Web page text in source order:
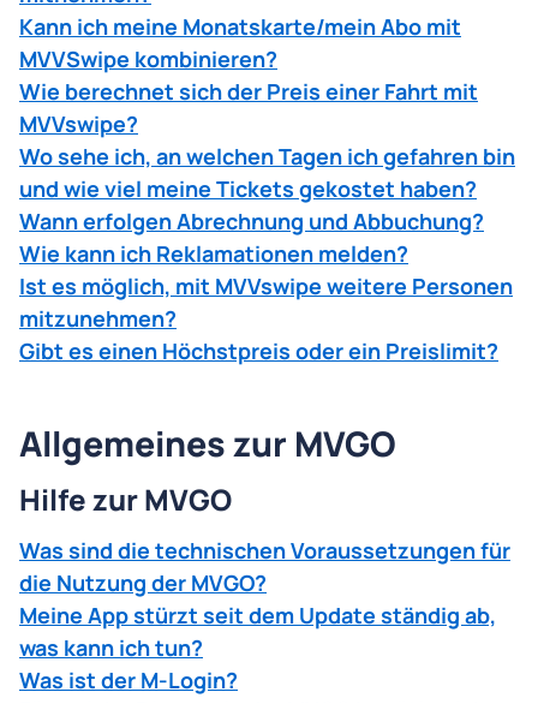
Kann ich meine Monatskarte/mein Abo mit
MVVSwipe kombinieren?
Wie berechnet sich der Preis einer Fahrt mit
MVVswipe?
Wo sehe ich, an welchen Tagen ich gefahren bin
und wie viel meine Tickets gekostet haben?
Wann erfolgen Abrechnung und Abbuchung?
Wie kann ich Reklamationen melden?
Ist es möglich, mit MVVswipe weitere Personen
mitzunehmen?
Gibt es einen Höchstpreis oder ein Preislimit?
Allgemeines zur MVGO
Hilfe zur MVGO
Was sind die technischen Voraussetzungen für
die Nutzung der MVGO?
Meine App stürzt seit dem Update ständig ab,
was kann ich tun?
Was ist der M-Login?